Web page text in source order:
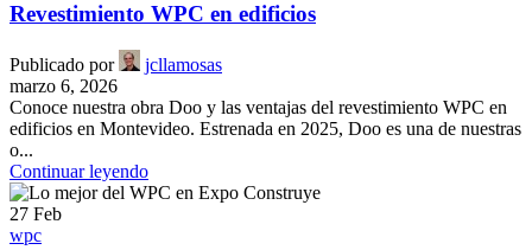
Revestimiento WPC en edificios
Publicado por
jcllamosas
marzo 6, 2026
Conoce nuestra obra Doo y las ventajas del revestimiento WPC en
edificios en Montevideo. Estrenada en 2025, Doo es una de nuestras
o...
Continuar leyendo
27 Feb
wpc